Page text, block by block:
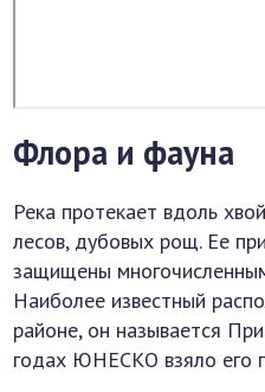
Флора и фауна
Река протекает вдоль
лесов, дубовых рощ. Ее
защищены
Наиболее известный
районе, он называется
годах ЮНЕСКО взяло его